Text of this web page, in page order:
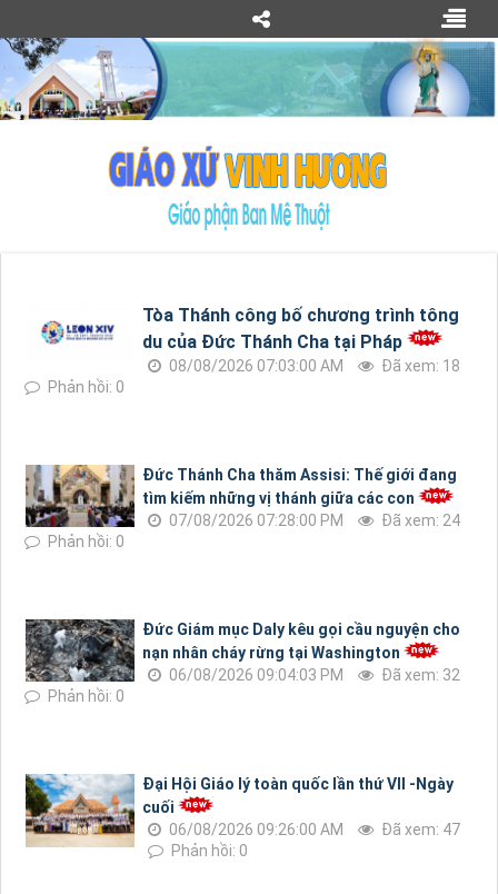
Tòa Thánh công bố chương trình tông
du của Đức Thánh Cha tại Pháp
08/08/2026 07:03:00 AM
Đã xem: 18
Phản hồi: 0
Đức Thánh Cha thăm Assisi: Thế giới đang
tìm kiếm những vị thánh giữa các con
07/08/2026 07:28:00 PM
Đã xem: 24
Phản hồi: 0
Đức Giám mục Daly kêu gọi cầu nguyện cho
nạn nhân cháy rừng tại Washington
06/08/2026 09:04:03 PM
Đã xem: 32
Phản hồi: 0
Đại Hội Giáo lý toàn quốc lần thứ VII -Ngày
cuối
06/08/2026 09:26:00 AM
Đã xem: 47
Phản hồi: 0